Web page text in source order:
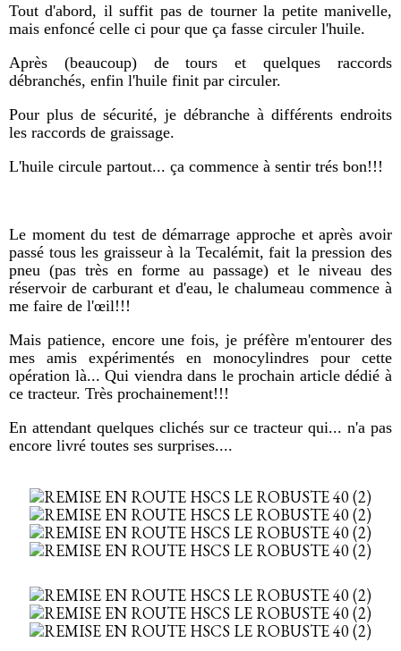
Tout d'abord, il suffit pas de tourner la petite manivelle,
mais enfoncé celle ci pour que ça fasse circuler l'huile.
Après (beaucoup) de tours et quelques raccords
débranchés, enfin l'huile finit par circuler.
Pour plus de sécurité, je débranche à différents endroits
les raccords de graissage.
L'huile circule partout... ça commence à sentir trés bon!!!
Le moment du test de démarrage approche et après avoir
passé tous les graisseur à la Tecalémit, fait la pression des
pneu (pas très en forme au passage) et le niveau des
réservoir de carburant et d'eau, le chalumeau commence à
me faire de l'œil!!!
Mais patience, encore une fois, je préfère m'entourer des
mes amis expérimentés en monocylindres pour cette
opération là... Qui viendra dans le prochain article dédié à
ce tracteur. Très prochainement!!!
En attendant quelques clichés sur ce tracteur qui... n'a pas
encore livré toutes ses surprises....